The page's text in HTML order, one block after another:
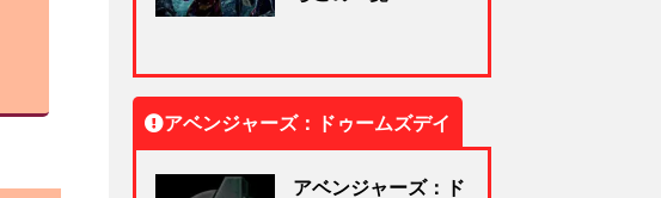
アベンジャーズ：ドゥームズデイ
アベンジャーズ：ド